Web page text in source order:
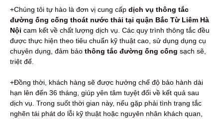
+Chúng tôi tự hào là đơn vị cung cấp dịch vụ thông tắc
đường ống cống thoát nước thải tại quận Bắc Từ Liêm Hà
Nội cam kết về chất lượng dịch vụ. Các quy trình thông tắc đều
được thực hiện theo tiêu chuẩn kỹ thuật cao, sử dụng dụng cụ
chuyên dụng, đảm bảo thông tắc đường ống cống sạch sẽ,
triệt để.
+Đồng thời, khách hàng sẽ được hưởng chế độ bảo hành dài
hạn lên đến 36 tháng, giúp yên tâm tuyệt đối về kết quả sau
dịch vụ. Trong suốt thời gian này, nếu gặp phải tình trạng tắc
nghẽn tái phát do lỗi kỹ thuật hoặc nguyên nhân khách quan,